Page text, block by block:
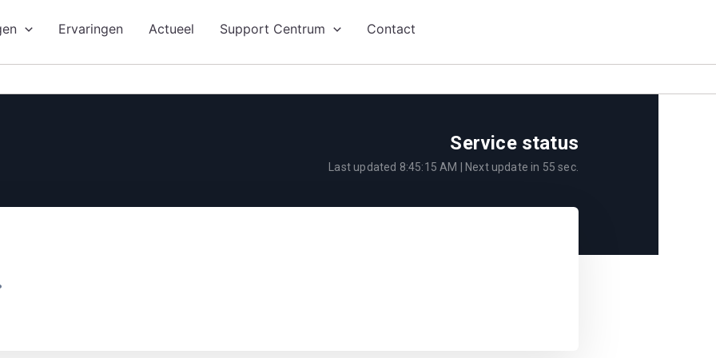
Ervaringen Actueel Support Centrum Contact